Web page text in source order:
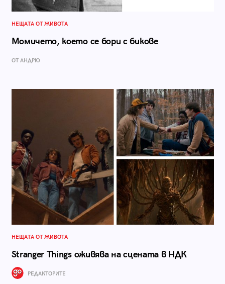
НЕЩАТА ОТ ЖИВОТА
Момичето, което се бори с бикове
ОТ АНДРЮ
НЕЩАТА ОТ ЖИВОТА
Stranger Things оживява на сцената в НДК
РЕДАКТОРИТЕ